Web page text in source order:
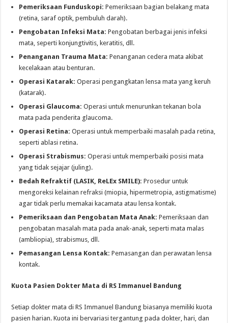
Pemeriksaan Funduskopi: Pemeriksaan bagian belakang mata
(retina, saraf optik, pembuluh darah).
Pengobatan Infeksi Mata: Pengobatan berbagai jenis infeksi
mata, seperti konjungtivitis, keratitis, dll.
Penanganan Trauma Mata: Penanganan cedera mata akibat
kecelakaan atau benturan.
Operasi Katarak: Operasi pengangkatan lensa mata yang keruh
(katarak).
Operasi Glaucoma: Operasi untuk menurunkan tekanan bola
mata pada penderita glaucoma.
Operasi Retina: Operasi untuk memperbaiki masalah pada retina,
seperti ablasi retina.
Operasi Strabismus: Operasi untuk memperbaiki posisi mata
yang tidak sejajar (juling).
Bedah Refraktif (LASIK, ReLEx SMILE): Prosedur untuk
mengoreksi kelainan refraksi (miopia, hipermetropia, astigmatisme)
agar tidak perlu memakai kacamata atau lensa kontak.
Pemeriksaan dan Pengobatan Mata Anak: Pemeriksaan dan
pengobatan masalah mata pada anak-anak, seperti mata malas
(ambliopia), strabismus, dll.
Pemasangan Lensa Kontak: Pemasangan dan perawatan lensa
kontak.
Kuota Pasien Dokter Mata di RS Immanuel Bandung
Setiap dokter mata di RS Immanuel Bandung biasanya memiliki kuota
pasien harian. Kuota ini bervariasi tergantung pada dokter, hari, dan